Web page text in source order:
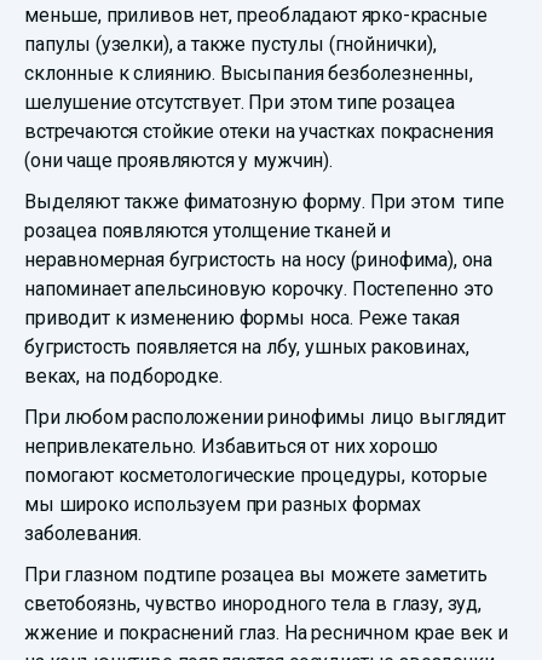
меньше, приливов нет, преобладают ярко-красные
папулы (узелки), а также пустулы (гнойнички),
склонные к слиянию. Высыпания безболезненны,
шелушение отсутствует. При этом типе розацеа
встречаются стойкие отеки на участках покраснения
(они чаще проявляются у мужчин).
Выделяют также фиматозную форму. При этом типе
розацеа появляются утолщение тканей и
неравномерная бугристость на носу (ринофима), она
напоминает апельсиновую корочку. Постепенно это
приводит к изменению формы носа. Реже такая
бугристость появляется на лбу, ушных раковинах,
веках, на подбородке.
При любом расположении ринофимы лицо выглядит
непривлекательно. Избавиться от них хорошо
помогают косметологические процедуры, которые
мы широко используем при разных формах
заболевания.
При глазном подтипе розацеа вы можете заметить
светобоязнь, чувство инородного тела в глазу, зуд,
жжение и покраснений глаз. На ресничном крае век и